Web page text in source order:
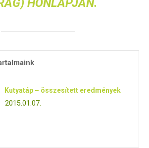
HONLAPJÁN.
Kutyatáp – összesített eredmények
2015.01.07.